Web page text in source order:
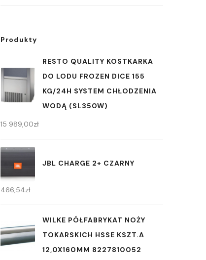
Produkty
RESTO QUALITY KOSTKARKA
DO LODU FROZEN DICE 155
KG/24H SYSTEM CHŁODZENIA
WODĄ (SL350W)
15 989,00zł
JBL CHARGE 2+ CZARNY
466,54zł
WILKE PÓŁFABRYKAT NOŻY
TOKARSKICH HSSE KSZT.A
12,0X160MM 8227810052